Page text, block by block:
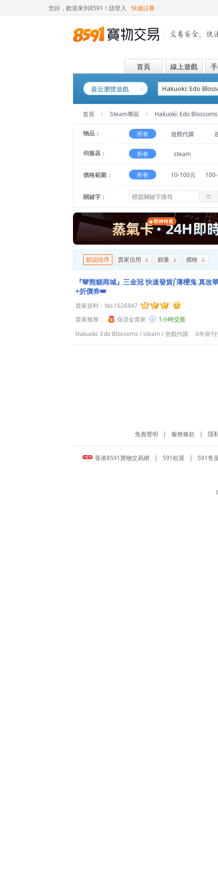
您好，歡迎來到8591！ 請登入 快速註冊
首頁 線上遊戲
最近瀏覽遊戲
首頁 Steam專區 Hakuoki: Edo Blossoms
物品： 所有 遊戲代購
伺服器： 所有 steam
價格範圍： 所有 10-100元
關鍵字：
默認排序 賣家信用 銷量 價格
『🐼熊貓商城』三金冠 快速發貨⎛薄櫻鬼 真改
+折價券👑
賣家資料： No.1626947
賣家服務：
保證金賣家
1小時交貨
Hakuoki: Edo Blossoms /steam/遊戲代購 6年前刊
免責聲明 | 服務條款 | 隱
香港8591寶物交易網 | 591租屋 | 591售